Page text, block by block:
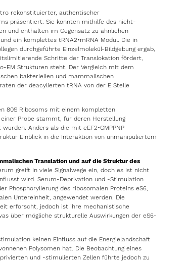
rekonstituierter, authentischer
präsentiert. Sie konnten mithilfe des nicht-
und enthalten im Gegensatz zu ähnlichen
ein komplettes tRNA2•mRNA Modul. Die in
durchgeführte Einzelmolekül-Bildgebung ergab,
Schritte der Translokation fördert,
EM Strukturen steht. Der Vergleich mit dem
bakteriellen und mammalischen
der deacylierten tRNA von der E Stelle
80S Ribosoms mit einem kompletten
einer Probe stammt, für deren Herstellung
Anders als die mit eEF2•GMPPNP
Einblick in die Interaktion von unmanipuliertem
Translation und auf die Struktur des
greift in viele Signalwege ein, doch es ist nicht
wird. Serum-Deprivation und -Stimulation
Phosphorylierung des ribosomalen Proteins eS6,
Untereinheit, angewendet werden. Die
erforscht, jedoch ist ihre mechanistische
über mögliche strukturelle Auswirkungen der eS6-
keinen Einfluss auf die Energielandschaft
Polysomen hat. Die Beobachtung eines
und -stimulierten Zellen führte jedoch zu